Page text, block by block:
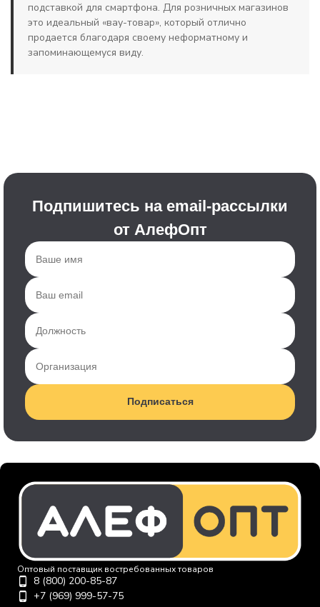
подставкой для смартфона. Для розничных магазинов
это идеальный «вау-товар», который отлично
продается благодаря своему неформатному и
запоминающемуся виду.
Подпишитесь на email-рассылки
от АлефОпт
Подписаться
Оптовый поставщик востребованных товаров
8 (800) 200-85-87
+7 (969) 999-57-75